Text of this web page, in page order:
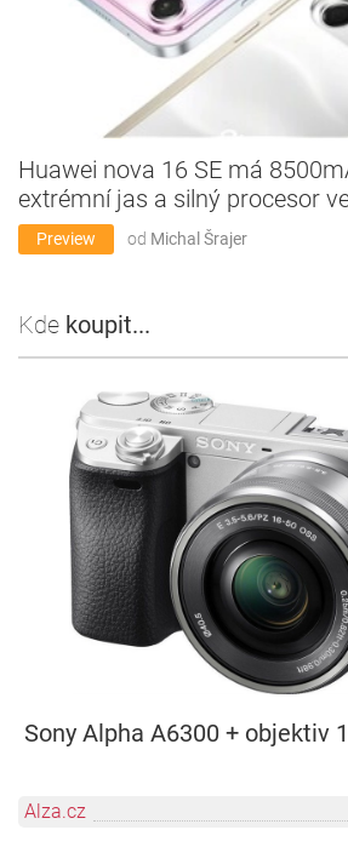
Huawei nova 16 SE má
extrémní jas a silný procesor
Preview od Michal Šrajer
Kde koupit...
Sony Alpha A6300 + objektiv
Alza.cz